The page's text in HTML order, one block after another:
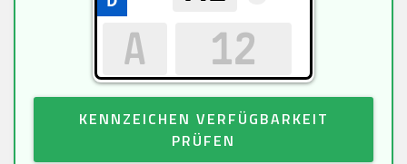
KENNZEICHEN VERFÜGBARKEIT
PRÜFEN